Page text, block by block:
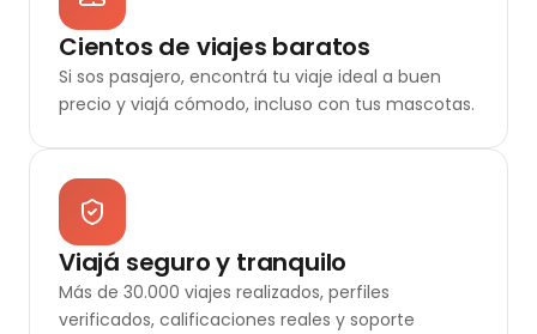
Cientos de viajes baratos
Si sos pasajero, encontrá tu viaje ideal a buen
precio y viajá cómodo, incluso con tus mascotas.
Viajá seguro y tranquilo
Más de 30.000 viajes realizados, perfiles
verificados, calificaciones reales y soporte